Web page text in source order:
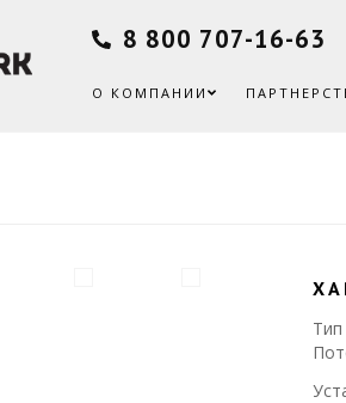
8 800 707-16-63
О КОМПАНИИ